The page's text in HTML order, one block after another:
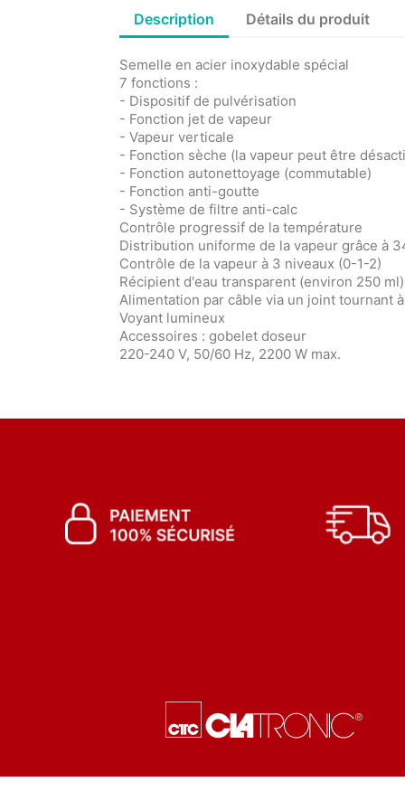
Description Détails du produit
Semelle en acier inoxydable spécial
7 fonctions :
- Dispositif de pulvérisation
- Fonction jet de vapeur
- Vapeur verticale
- Fonction sèche (la vapeur peut être
- Fonction autonettoyage (commutable)
- Fonction anti-goutte
- Système de filtre anti-calc
Contrôle progressif de la température
Distribution uniforme de la vapeur grâce à
Contrôle de la vapeur à 3 niveaux (0-1-2)
Récipient d'eau transparent (environ 250 ml)
Alimentation par câble via un joint tournant
Voyant lumineux
Accessoires : gobelet doseur
220-240 V, 50/60 Hz, 2200 W max.